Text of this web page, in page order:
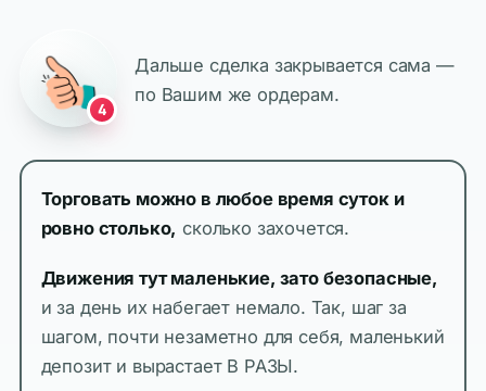
4
Дальше сделка закрывается сама —
по Вашим же ордерам.
Торговать можно в любое время суток и
ровно столько, сколько захочется.
Движения тут маленькие, зато безопасные,
и за день их набегает немало. Так, шаг за
шагом, почти незаметно для себя, маленький
депозит и вырастает В РАЗЫ.